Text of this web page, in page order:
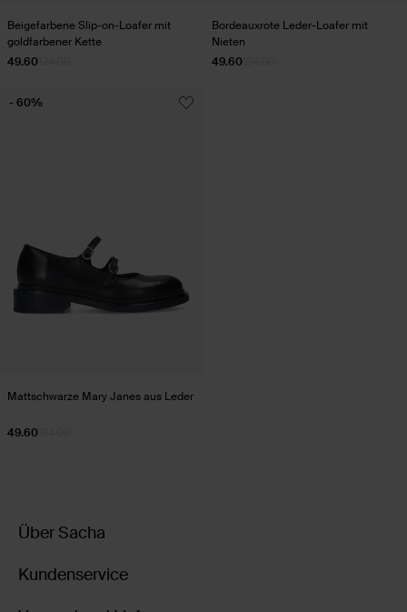
Beigefarbene Slip-on-Loafer mit
goldfarbener Kette
49.60
Bordeauxrote Leder-Loafer mit
Nieten
49.60
Mattschwarze Mary Janes aus Leder
49.60
- 60%
Über Sacha
Kundenservice